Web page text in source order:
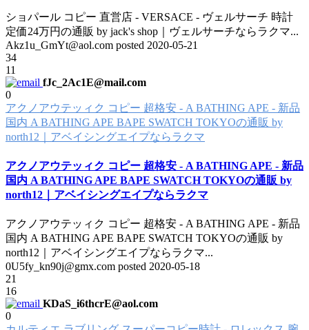
ショパール コピー 直営店 - VERSACE - ヴェルサーチ 時計
定価24万円の通販 by jack's shop｜ヴェルサーチならラクマ...
Akz1u_GmYt@aol.com posted 2020-05-21
34
11
fJc_2Ac1E@mail.com
0
アクノアウテッィク コピー 超格安 - A BATHING APE - 新品
国内 A BATHING APE BAPE SWATCH TOKYOの通販 by
north12｜アベイシングエイプならラクマ
アクノアウテッィク コピー 超格安 - A BATHING APE - 新品
国内 A BATHING APE BAPE SWATCH TOKYOの通販 by
north12｜アベイシングエイプならラクマ
アクノアウテッィク コピー 超格安 - A BATHING APE - 新品
国内 A BATHING APE BAPE SWATCH TOKYOの通販 by
north12｜アベイシングエイプならラクマ...
0U5fy_kn90j@gmx.com posted 2020-05-18
21
16
KDaS_i6thcrE@aol.com
0